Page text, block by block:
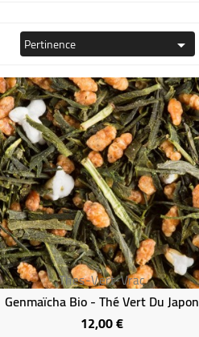
Pertinence 
Thes-Vert-Vrac
Genmaïcha Bio - Thé Vert Du Japon
12,00 €Prix